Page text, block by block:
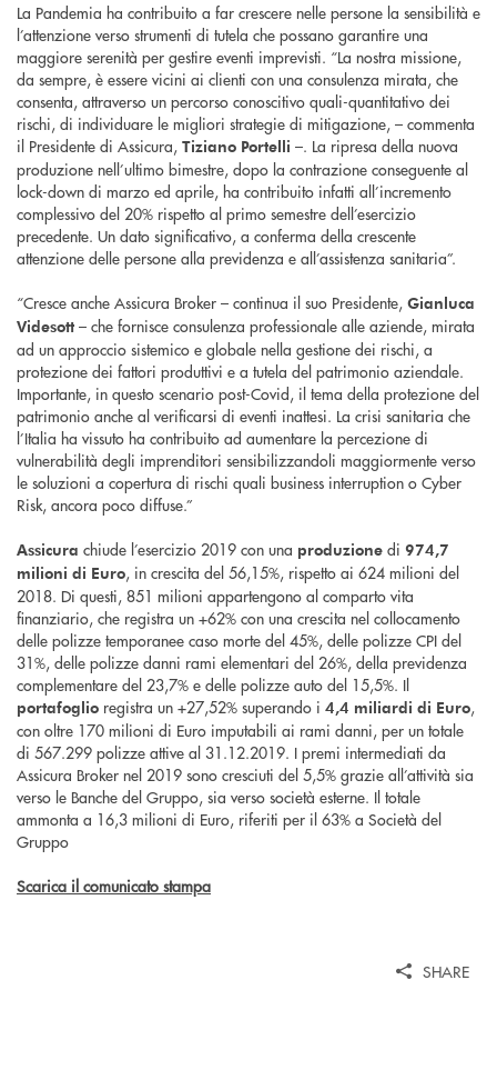
La Pandemia ha contribuito a far crescere nelle persone la sensibilità e
l’attenzione verso strumenti di tutela che possano garantire una
maggiore serenità per gestire eventi imprevisti. “La nostra missione,
da sempre, è essere vicini ai clienti con una consulenza mirata, che
consenta, attraverso un percorso conoscitivo quali-quantitativo dei
rischi, di individuare le migliori strategie di mitigazione, – commenta
il Presidente di Assicura, Tiziano Portelli –. La ripresa della nuova
produzione nell’ultimo bimestre, dopo la contrazione conseguente al
lock-down di marzo ed aprile, ha contribuito infatti all’incremento
complessivo del 20% rispetto al primo semestre dell’esercizio
precedente. Un dato significativo, a conferma della crescente
attenzione delle persone alla previdenza e all’assistenza sanitaria”.
“Cresce anche Assicura Broker – continua il suo Presidente, Gianluca
Videsott – che fornisce consulenza professionale alle aziende, mirata
ad un approccio sistemico e globale nella gestione dei rischi, a
protezione dei fattori produttivi e a tutela del patrimonio aziendale.
Importante, in questo scenario post-Covid, il tema della protezione del
patrimonio anche al verificarsi di eventi inattesi. La crisi sanitaria che
l’Italia ha vissuto ha contribuito ad aumentare la percezione di
vulnerabilità degli imprenditori sensibilizzandoli maggiormente verso
le soluzioni a copertura di rischi quali business interruption o Cyber
Risk, ancora poco diffuse.”
Assicura chiude l’esercizio 2019 con una produzione di 974,7
milioni di Euro, in crescita del 56,15%, rispetto ai 624 milioni del
2018. Di questi, 851 milioni appartengono al comparto vita
finanziario, che registra un +62% con una crescita nel collocamento
delle polizze temporanee caso morte del 45%, delle polizze CPI del
31%, delle polizze danni rami elementari del 26%, della previdenza
complementare del 23,7% e delle polizze auto del 15,5%. Il
portafoglio registra un +27,52% superando i 4,4 miliardi di Euro,
con oltre 170 milioni di Euro imputabili ai rami danni, per un totale
di 567.299 polizze attive al 31.12.2019. I premi intermediati da
Assicura Broker nel 2019 sono cresciuti del 5,5% grazie all’attività sia
verso le Banche del Gruppo, sia verso società esterne. Il totale
ammonta a 16,3 milioni di Euro, riferiti per il 63% a Società del
Gruppo
Scarica il comunicato stampa
SHARE